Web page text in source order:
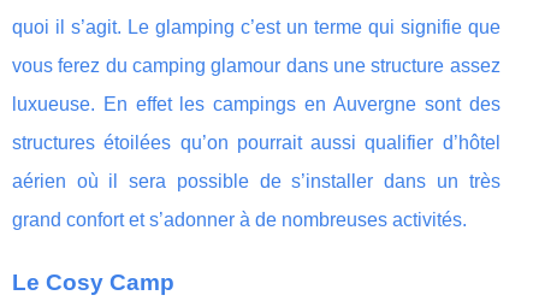
quoi il s’agit. Le glamping c’est un terme qui signifie que
vous ferez du camping glamour dans une structure assez
luxueuse. En effet les campings en Auvergne sont des
structures étoilées qu’on pourrait aussi qualifier d’hôtel
aérien où il sera possible de s’installer dans un très
grand confort et s’adonner à de nombreuses activités.
Le Cosy Camp